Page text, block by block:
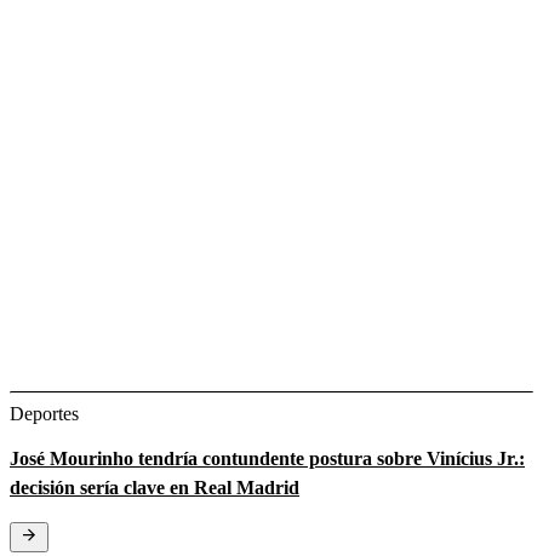
Deportes
José Mourinho tendría contundente postura sobre Vinícius Jr.:
decisión sería clave en Real Madrid